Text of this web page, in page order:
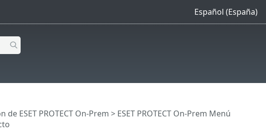
Español (España)
de ESET PROTECT On-Prem > ESET PROTECT On-Prem Menú